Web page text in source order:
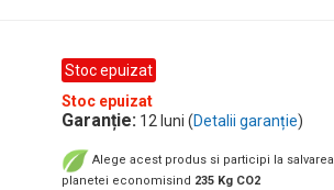
Stoc epuizat
Stoc epuizat
Garanție: 12 luni (Detalii garanție)
Alege acest produs si participi la salvarea
planetei economisind 235 Kg CO2